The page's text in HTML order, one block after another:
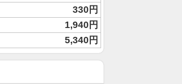
330円
1,940円
5,340円